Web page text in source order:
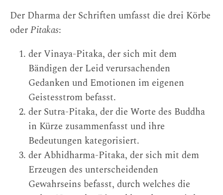
Der Dharma der Schriften umfasst die drei Körbe
oderPitakas:
der Vinaya-Pitaka, der sich mit dem
Bändigen der Leid verursachenden
Gedanken und Emotionen im eigenen
Geistesstrom befasst.
der Sutra-Pitaka, der die Worte des Buddha
in Kürze zusammenfasst und ihre
Bedeutungen kategorisiert.
der Abhidharma-Pitaka, der sich mit dem
Erzeugen des unterscheidenden
Gewahrseins befasst, durch welches die